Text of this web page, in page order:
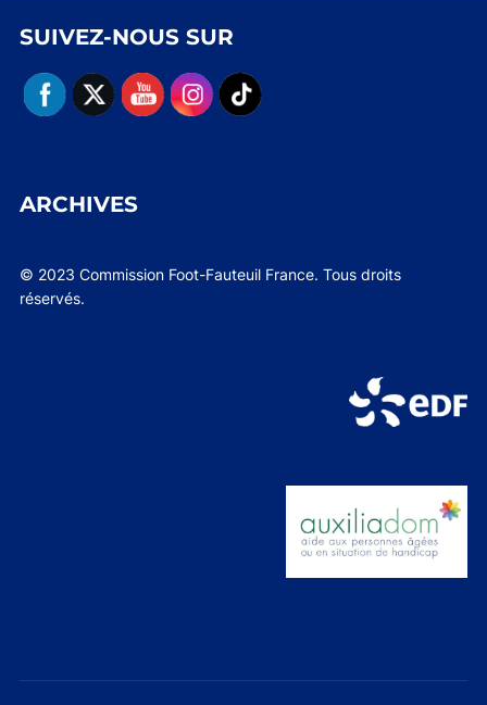
SUIVEZ-NOUS SUR
ARCHIVES
© 2023 Commission Foot-Fauteuil France. Tous droits
réservés.